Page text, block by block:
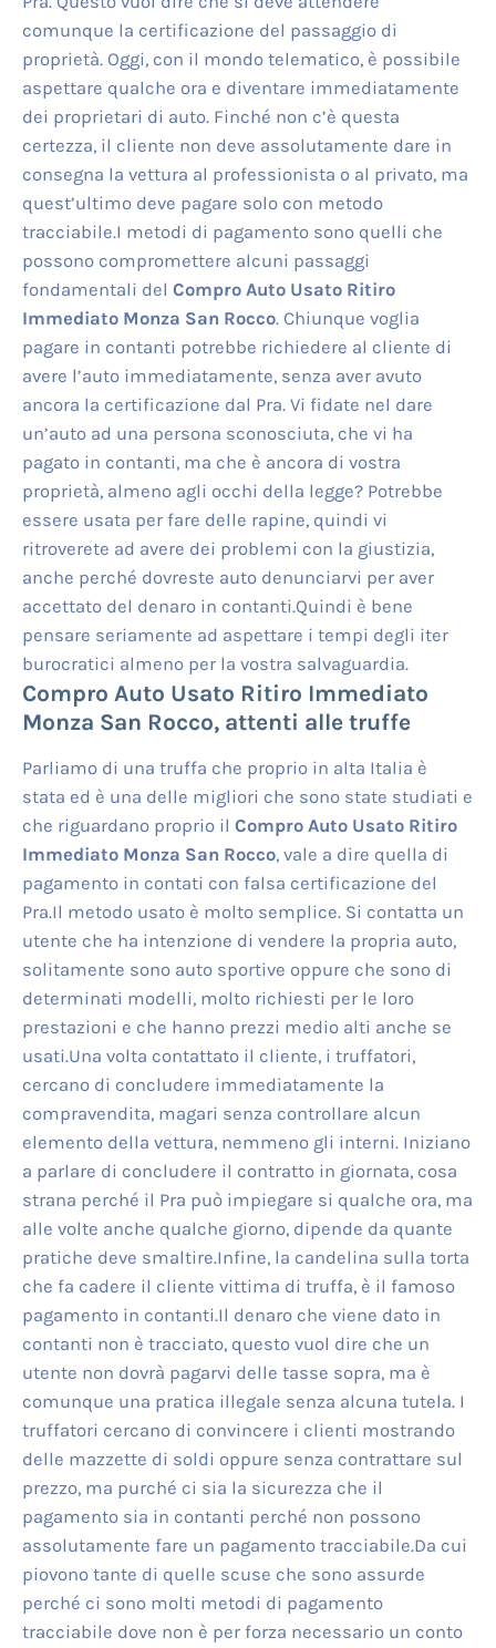
comunque la certificazione del passaggio di
proprietà. Oggi, con il mondo telematico, è possibile
aspettare qualche ora e diventare immediatamente
dei proprietari di auto. Finché non c’è questa
certezza, il cliente non deve assolutamente dare in
consegna la vettura al professionista o al privato, ma
quest’ultimo deve pagare solo con metodo
tracciabile.I metodi di pagamento sono quelli che
possono compromettere alcuni passaggi
fondamentali del Compro Auto Usato Ritiro
Immediato Monza San Rocco. Chiunque voglia
pagare in contanti potrebbe richiedere al cliente di
avere l’auto immediatamente, senza aver avuto
ancora la certificazione dal Pra. Vi fidate nel dare
un’auto ad una persona sconosciuta, che vi ha
pagato in contanti, ma che è ancora di vostra
proprietà, almeno agli occhi della legge? Potrebbe
essere usata per fare delle rapine, quindi vi
ritroverete ad avere dei problemi con la giustizia,
anche perché dovreste auto denunciarvi per aver
accettato del denaro in contanti.Quindi è bene
pensare seriamente ad aspettare i tempi degli iter
burocratici almeno per la vostra salvaguardia.
Compro Auto Usato Ritiro Immediato
Monza San Rocco, attenti alle truffe
Parliamo di una truffa che proprio in alta Italia è
stata ed è una delle migliori che sono state studiati e
che riguardano proprio il Compro Auto Usato Ritiro
Immediato Monza San Rocco, vale a dire quella di
pagamento in contati con falsa certificazione del
Pra.Il metodo usato è molto semplice. Si contatta un
utente che ha intenzione di vendere la propria auto,
solitamente sono auto sportive oppure che sono di
determinati modelli, molto richiesti per le loro
prestazioni e che hanno prezzi medio alti anche se
usati.Una volta contattato il cliente, i truffatori,
cercano di concludere immediatamente la
compravendita, magari senza controllare alcun
elemento della vettura, nemmeno gli interni. Iniziano
a parlare di concludere il contratto in giornata, cosa
strana perché il Pra può impiegare si qualche ora, ma
alle volte anche qualche giorno, dipende da quante
pratiche deve smaltire.Infine, la candelina sulla torta
che fa cadere il cliente vittima di truffa, è il famoso
pagamento in contanti.Il denaro che viene dato in
contanti non è tracciato, questo vuol dire che un
utente non dovrà pagarvi delle tasse sopra, ma è
comunque una pratica illegale senza alcuna tutela. I
truffatori cercano di convincere i clienti mostrando
delle mazzette di soldi oppure senza contrattare sul
prezzo, ma purché ci sia la sicurezza che il
pagamento sia in contanti perché non possono
assolutamente fare un pagamento tracciabile.Da cui
piovono tante di quelle scuse che sono assurde
perché ci sono molti metodi di pagamento
tracciabile dove non è per forza necessario un conto